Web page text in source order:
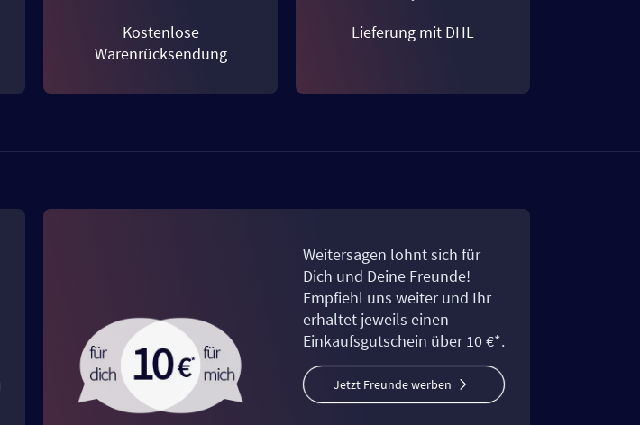
Kostenlose
Warenrücksendung
Lieferung mit DHL
Weitersagen lohnt sich für
Dich und Deine Freunde!
Empfiehl uns weiter und Ihr
erhaltet jeweils einen
Einkaufsgutschein über 10 €*.
Jetzt Freunde werben